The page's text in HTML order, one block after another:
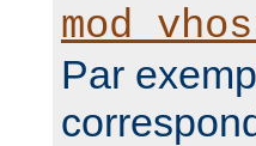
Par